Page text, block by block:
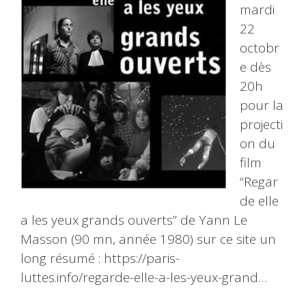
mardi
22
octobr
e dès
20h
pour la
projecti
on du
film
“Regar
de elle
a les yeux grands ouverts” de Yann Le
Masson (90 mn, année 1980) sur ce site un
long résumé : https://paris-
luttes.info/regarde-elle-a-les-yeux-grand…